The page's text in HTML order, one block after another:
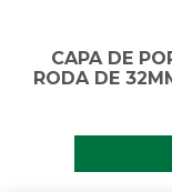
CAPA DE
RODA DE